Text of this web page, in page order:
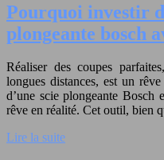
Pourquoi investir
plongeante bosch
Réaliser des coupes
longues distances, est un
d’une scie plongeante Bosch
rêve en réalité. Cet outil, bien
Lire la suite